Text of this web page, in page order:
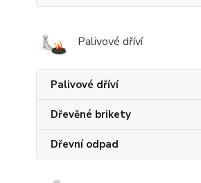
Palivové dříví
Palivové dříví
Dřevěné brikety
Dřevní odpad